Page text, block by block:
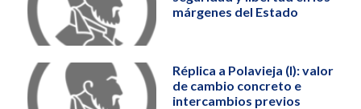
márgenes del Estado
Réplica a Polavieja (I): valor
de cambio concreto e
intercambios previos